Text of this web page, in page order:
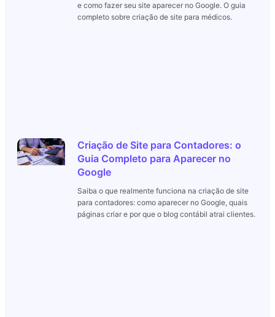
e como fazer seu site aparecer no Google. O guia
completo sobre criação de site para médicos.
Criação de Site para Contadores: o
Guia Completo para Aparecer no
Google
Saiba o que realmente funciona na criação de site
para contadores: como aparecer no Google, quais
páginas criar e por que o blog contábil atrai clientes.